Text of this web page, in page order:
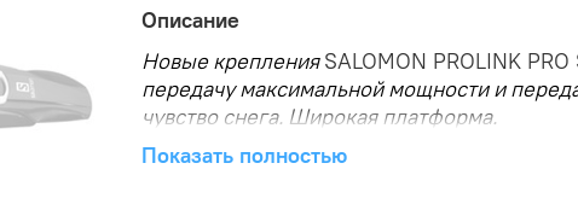
Описание
Новые крепленияSALOMON PROLINK PRO
передачу максимальной мощности и
чувство снега. Широкая платформа.
SALOMON PROLINK PRO SKATE
Показать полностью